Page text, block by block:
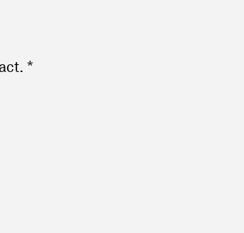
du formulaire de contact. *